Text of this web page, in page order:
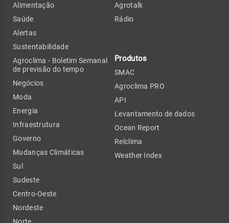
Alimentação
Saúde
Alertas
Sustentabilidade
Agroclima - Boletim Semanal
de previsão do tempo
Negócios
Moda
Energia
Infraestrutura
Governo
Mudanças Climáticas
Sul
Sudeste
Centro-Oeste
Nordeste
Norte
Agrotalk
Rádio
Produtos
SMAC
Agroclima PRO
API
Levantamento de dados
Ocean Report
Relclima
Weather Index